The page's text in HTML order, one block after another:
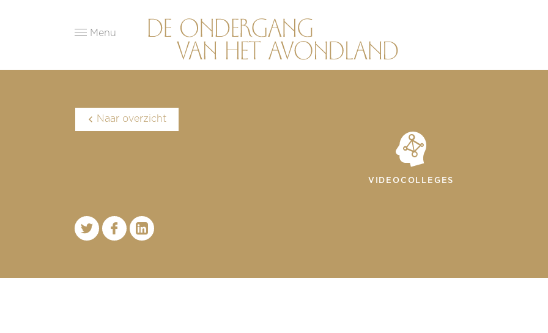
Menu
Naar overzicht
VIDEOCOLLEGES